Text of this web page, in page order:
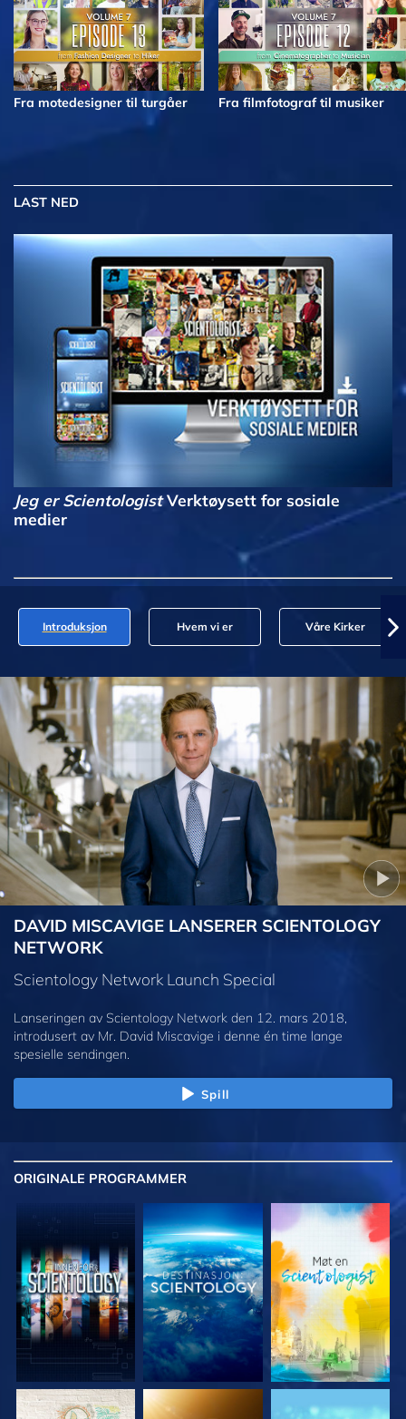
Fra motedesigner til turgåer Fra filmfotograf til musiker
LAST NED
Jeg er ScientologistVerktøysett for sosiale
medier
Introduksjon Hvem vi er Våre Kirker
DAVID MISCAVIGE LANSERER SCIENTOLOGY
NETWORK
Scientology Network Launch Special
Lanseringen av Scientology Network den 12. mars 2018,
introdusert av Mr. David Miscavige i denne én time lange
spesielle sendingen.
Spill
ORIGINALE PROGRAMMER